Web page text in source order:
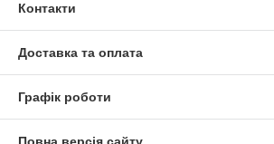
Контакти
Доставка та оплата
Графік роботи